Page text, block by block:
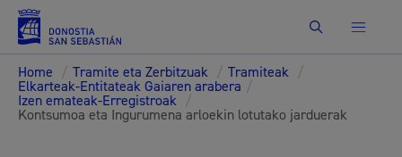
Bilatu
Home / Tramite eta Zerbitzuak / Tramiteak /
Elkarteak-Entitateak Gaiaren arabera /
Izen emateak-Erregistroak /
Kontsumoa eta Ingurumena arloekin lotutako jarduerak